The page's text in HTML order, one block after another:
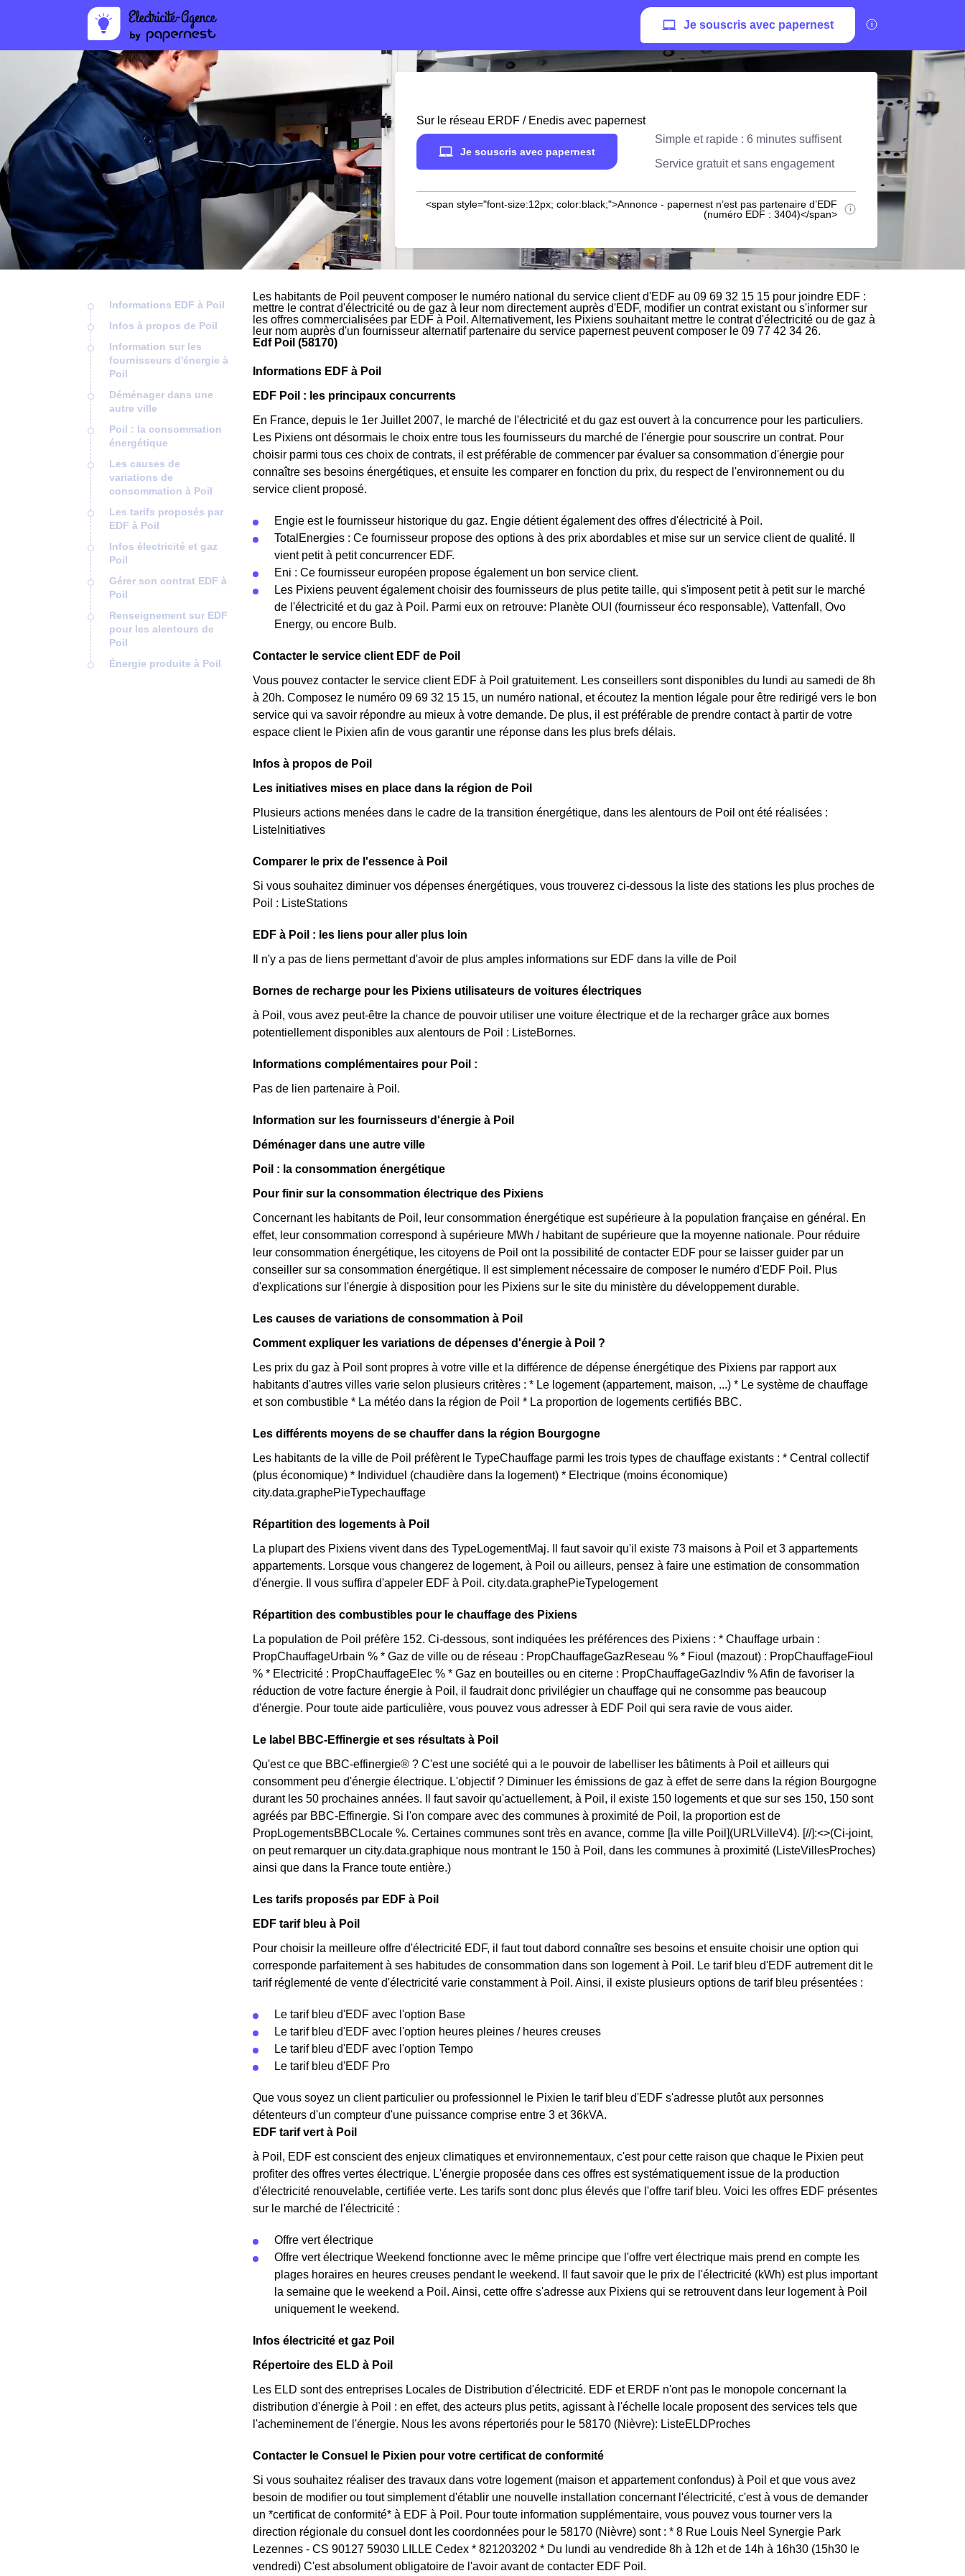
Je souscris avec papernest
Sur le réseau ERDF / Enedis avec papernest
Je souscris avec papernest
Simple et rapide : 6 minutes suffisent
Service gratuit et sans engagement
<span style="font-size:12px; color:black;">Annonce - papernest n’est pas partenaire d’EDF
(numéro EDF : 3404)</span>
Informations EDF à Poil
Infos à propos de Poil
Information sur les
fournisseurs d'énergie à
Poil
Déménager dans une
autre ville
Poil : la consommation
énergétique
Les causes de
variations de
consommation à Poil
Les tarifs proposés par
EDF à Poil
Infos électricité et gaz
Poil
Gérer son contrat EDF à
Poil
Renseignement sur EDF
pour les alentours de
Poil
Énergie produite à Poil
Les habitants de Poil peuvent composer le numéro national du service client d'EDF au 09 69 32 15 15 pour joindre EDF :
mettre le contrat d'électricité ou de gaz à leur nom directement auprès d'EDF, modifier un contrat existant ou s'informer sur
les offres commercialisées par EDF à Poil. Alternativement, les Pixiens souhaitant mettre le contrat d'électricité ou de gaz à
leur nom auprès d'un fournisseur alternatif partenaire du service papernest peuvent composer le 09 77 42 34 26.
Edf Poil (58170)
Informations EDF à Poil
EDF Poil : les principaux concurrents
En France, depuis le 1er Juillet 2007, le marché de l'électricité et du gaz est ouvert à la concurrence pour les particuliers.
Les Pixiens ont désormais le choix entre tous les fournisseurs du marché de l'énergie pour souscrire un contrat. Pour
choisir parmi tous ces choix de contrats, il est préférable de commencer par évaluer sa consommation d'énergie pour
connaître ses besoins énergétiques, et ensuite les comparer en fonction du prix, du respect de l'environnement ou du
service client proposé.
Engie est le fournisseur historique du gaz. Engie détient également des offres d'électricité à Poil.
TotalEnergies : Ce fournisseur propose des options à des prix abordables et mise sur un service client de qualité. Il
vient petit à petit concurrencer EDF.
Eni : Ce fournisseur européen propose également un bon service client.
Les Pixiens peuvent également choisir des fournisseurs de plus petite taille, qui s'imposent petit à petit sur le marché
de l'électricité et du gaz à Poil. Parmi eux on retrouve: Planète OUI (fournisseur éco responsable), Vattenfall, Ovo
Energy, ou encore Bulb.
Contacter le service client EDF de Poil
Vous pouvez contacter le service client EDF à Poil gratuitement. Les conseillers sont disponibles du lundi au samedi de 8h
à 20h. Composez le numéro 09 69 32 15 15, un numéro national, et écoutez la mention légale pour être redirigé vers le bon
service qui va savoir répondre au mieux à votre demande. De plus, il est préférable de prendre contact à partir de votre
espace client le Pixien afin de vous garantir une réponse dans les plus brefs délais.
Infos à propos de Poil
Les initiatives mises en place dans la région de Poil
Plusieurs actions menées dans le cadre de la transition énergétique, dans les alentours de Poil ont été réalisées :
ListeInitiatives
Comparer le prix de l'essence à Poil
Si vous souhaitez diminuer vos dépenses énergétiques, vous trouverez ci-dessous la liste des stations les plus proches de
Poil : ListeStations
EDF à Poil : les liens pour aller plus loin
Il n'y a pas de liens permettant d'avoir de plus amples informations sur EDF dans la ville de Poil
Bornes de recharge pour les Pixiens utilisateurs de voitures électriques
à Poil, vous avez peut-être la chance de pouvoir utiliser une voiture électrique et de la recharger grâce aux bornes
potentiellement disponibles aux alentours de Poil : ListeBornes.
Informations complémentaires pour Poil :
Pas de lien partenaire à Poil.
Information sur les fournisseurs d'énergie à Poil
Déménager dans une autre ville
Poil : la consommation énergétique
Pour finir sur la consommation électrique des Pixiens
Concernant les habitants de Poil, leur consommation énergétique est supérieure à la population française en général. En
effet, leur consommation correspond à supérieure MWh / habitant de supérieure que la moyenne nationale. Pour réduire
leur consommation énergétique, les citoyens de Poil ont la possibilité de contacter EDF pour se laisser guider par un
conseiller sur sa consommation énergétique. Il est simplement nécessaire de composer le numéro d'EDF Poil. Plus
d'explications sur l'énergie à disposition pour les Pixiens sur le site du ministère du développement durable.
Les causes de variations de consommation à Poil
Comment expliquer les variations de dépenses d'énergie à Poil ?
Les prix du gaz à Poil sont propres à votre ville et la différence de dépense énergétique des Pixiens par rapport aux
habitants d'autres villes varie selon plusieurs critères : * Le logement (appartement, maison, ...) * Le système de chauffage
et son combustible * La météo dans la région de Poil * La proportion de logements certifiés BBC.
Les différents moyens de se chauffer dans la région Bourgogne
Les habitants de la ville de Poil préfèrent le TypeChauffage parmi les trois types de chauffage existants : * Central collectif
(plus économique) * Individuel (chaudière dans la logement) * Electrique (moins économique)
city.data.graphePieTypechauffage
Répartition des logements à Poil
La plupart des Pixiens vivent dans des TypeLogementMaj. Il faut savoir qu'il existe 73 maisons à Poil et 3 appartements
appartements. Lorsque vous changerez de logement, à Poil ou ailleurs, pensez à faire une estimation de consommation
d'énergie. Il vous suffira d'appeler EDF à Poil. city.data.graphePieTypelogement
Répartition des combustibles pour le chauffage des Pixiens
La population de Poil préfère 152. Ci-dessous, sont indiquées les préférences des Pixiens : * Chauffage urbain :
PropChauffageUrbain % * Gaz de ville ou de réseau : PropChauffageGazReseau % * Fioul (mazout) : PropChauffageFioul
% * Electricité : PropChauffageElec % * Gaz en bouteilles ou en citerne : PropChauffageGazIndiv % Afin de favoriser la
réduction de votre facture énergie à Poil, il faudrait donc privilégier un chauffage qui ne consomme pas beaucoup
d'énergie. Pour toute aide particulière, vous pouvez vous adresser à EDF Poil qui sera ravie de vous aider.
Le label BBC-Effinergie et ses résultats à Poil
Qu'est ce que BBC-effinergie® ? C'est une société qui a le pouvoir de labelliser les bâtiments à Poil et ailleurs qui
consomment peu d'énergie électrique. L'objectif ? Diminuer les émissions de gaz à effet de serre dans la région Bourgogne
durant les 50 prochaines années. Il faut savoir qu'actuellement, à Poil, il existe 150 logements et que sur ses 150, 150 sont
agréés par BBC-Effinergie. Si l'on compare avec des communes à proximité de Poil, la proportion est de
PropLogementsBBCLocale %. Certaines communes sont très en avance, comme [la ville Poil](URLVilleV4). [//]:<>(Ci-joint,
on peut remarquer un city.data.graphique nous montrant le 150 à Poil, dans les communes à proximité (ListeVillesProches)
ainsi que dans la France toute entière.)
Les tarifs proposés par EDF à Poil
EDF tarif bleu à Poil
Pour choisir la meilleure offre d'électricité EDF, il faut tout dabord connaître ses besoins et ensuite choisir une option qui
corresponde parfaitement à ses habitudes de consommation dans son logement à Poil. Le tarif bleu d'EDF autrement dit le
tarif réglementé de vente d'électricité varie constamment à Poil. Ainsi, il existe plusieurs options de tarif bleu présentées :
Le tarif bleu d'EDF avec l'option Base
Le tarif bleu d'EDF avec l'option heures pleines / heures creuses
Le tarif bleu d'EDF avec l'option Tempo
Le tarif bleu d'EDF Pro
Que vous soyez un client particulier ou professionnel le Pixien le tarif bleu d'EDF s'adresse plutôt aux personnes
détenteurs d'un compteur d'une puissance comprise entre 3 et 36kVA.
EDF tarif vert à Poil
à Poil, EDF est conscient des enjeux climatiques et environnementaux, c'est pour cette raison que chaque le Pixien peut
profiter des offres vertes électrique. L'énergie proposée dans ces offres est systématiquement issue de la production
d'électricité renouvelable, certifiée verte. Les tarifs sont donc plus élevés que l'offre tarif bleu. Voici les offres EDF présentes
sur le marché de l'électricité :
Offre vert électrique
Offre vert électrique Weekend fonctionne avec le même principe que l'offre vert électrique mais prend en compte les
plages horaires en heures creuses pendant le weekend. Il faut savoir que le prix de l'électricité (kWh) est plus important
la semaine que le weekend a Poil. Ainsi, cette offre s'adresse aux Pixiens qui se retrouvent dans leur logement à Poil
uniquement le weekend.
Infos électricité et gaz Poil
Répertoire des ELD à Poil
Les ELD sont des entreprises Locales de Distribution d'électricité. EDF et ERDF n'ont pas le monopole concernant la
distribution d'énergie à Poil : en effet, des acteurs plus petits, agissant à l'échelle locale proposent des services tels que
l'acheminement de l'énergie. Nous les avons répertoriés pour le 58170 (Nièvre): ListeELDProches
Contacter le Consuel le Pixien pour votre certificat de conformité
Si vous souhaitez réaliser des travaux dans votre logement (maison et appartement confondus) à Poil et que vous avez
besoin de modifier ou tout simplement d'établir une nouvelle installation concernant l'électricité, c'est à vous de demander
un *certificat de conformité* à EDF à Poil. Pour toute information supplémentaire, vous pouvez vous tourner vers la
direction régionale du consuel dont les coordonnées pour le 58170 (Nièvre) sont : * 8 Rue Louis Neel Synergie Park
Lezennes - CS 90127 59030 LILLE Cedex * 821203202 * Du lundi au vendredide 8h à 12h et de 14h à 16h30 (15h30 le
vendredi) C'est absolument obligatoire de l'avoir avant de contacter EDF Poil.